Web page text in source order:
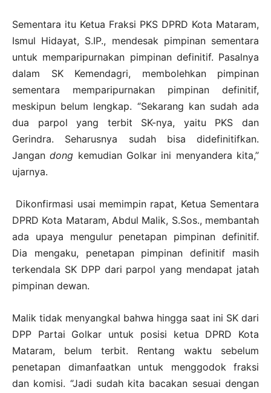
Sementara itu Ketua Fraksi PKS DPRD Kota Mataram,
Ismul Hidayat, S.IP., mendesak pimpinan sementara
untuk memparipurnakan pimpinan definitif. Pasalnya
dalam SK Kemendagri, membolehkan pimpinan
sementara memparipurnakan pimpinan definitif,
meskipun belum lengkap. ‘’Sekarang kan sudah ada
dua parpol yang terbit SK-nya, yaitu PKS dan
Gerindra. Seharusnya sudah bisa didefinitifkan.
Jangandong kemudian Golkar ini menyandera kita,’’
ujarnya.
Dikonfirmasi usai memimpin rapat, Ketua Sementara
DPRD Kota Mataram, Abdul Malik, S.Sos., membantah
ada upaya mengulur penetapan pimpinan definitif.
Dia mengaku, penetapan pimpinan definitif masih
terkendala SK DPP dari parpol yang mendapat jatah
pimpinan dewan.
Malik tidak menyangkal bahwa hingga saat ini SK dari
DPP Partai Golkar untuk posisi ketua DPRD Kota
Mataram, belum terbit. Rentang waktu sebelum
penetapan dimanfaatkan untuk menggodok fraksi
dan komisi. ‘’Jadi sudah kita bacakan sesuai dengan